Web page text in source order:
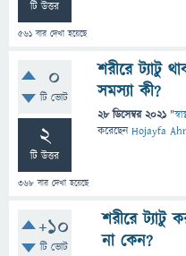
টি উত্তর
561 বার দেখা হয়েছে
0
টি ভোট
2
টি উত্তর
368 বার দেখা হয়েছে
শরীরে ট্যাটু
সমস্যা কী?
28 ডিসেম্বর 2021 "
করেছেনHojayfa
+10
টি ভোট
শরীরে ট্যাটু
না কেন?